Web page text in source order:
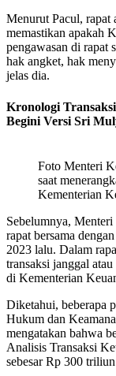
Menurut Pacul, rapat
memastikan apakah
pengawasan di rapat
hak angket, hak
jelas dia.
Kronologi
Begini Versi Sri
Foto Menteri
saat
Kementerian
Sebelumnya,
rapat bersama
2023 lalu. Dalam
transaksi janggal
di Kementerian
Diketahui, beberapa
Hukum dan
mengatakan bahwa
Analisis Transaksi
sebesar Rp 300